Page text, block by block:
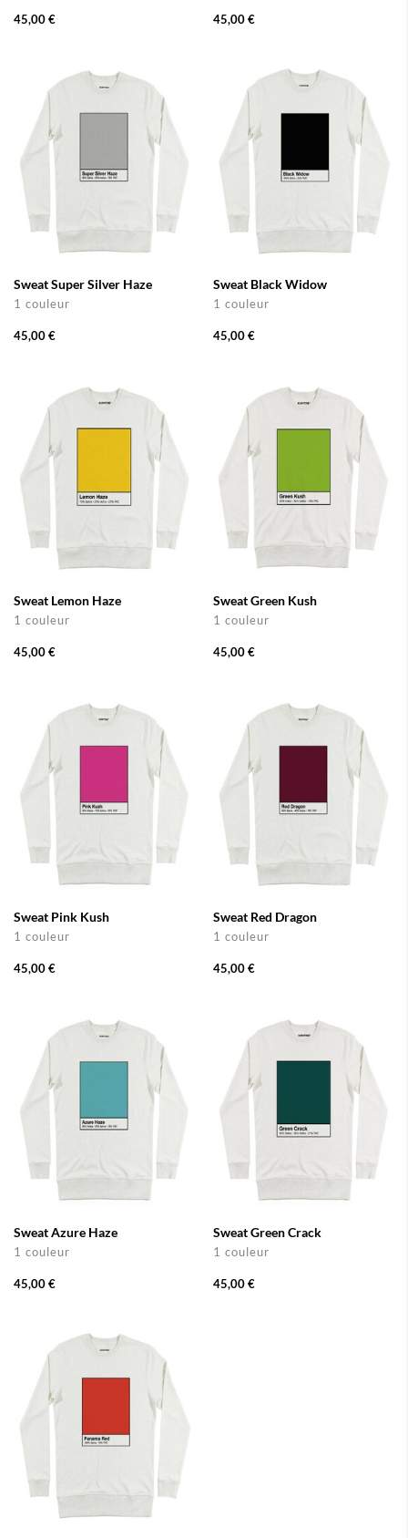
45,00 € 45,00 €
Sweat Super Silver Haze
1 couleur
45,00 €
Sweat Black Widow
1 couleur
45,00 €
Sweat Lemon Haze
1 couleur
45,00 €
Sweat Green Kush
1 couleur
45,00 €
Sweat Pink Kush
1 couleur
45,00 €
Sweat Red Dragon
1 couleur
45,00 €
Sweat Azure Haze
1 couleur
45,00 €
Sweat Green Crack
1 couleur
45,00 €